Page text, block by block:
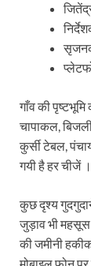
गाँव की
चापाकल,
कुर्सी टेबल,
गयी है हर चीजें ।
कुछ दृश्य
जुड़ाव भी महसूस
की जमीनी